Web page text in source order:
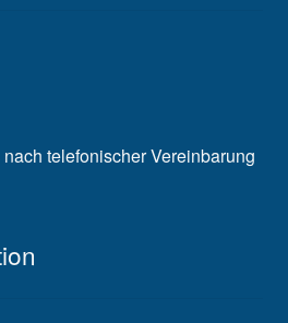
telefonischer Vereinbarung